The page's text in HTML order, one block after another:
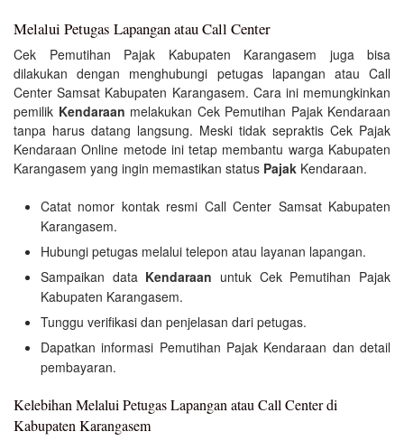
Melalui Petugas Lapangan atau Call Center
Cek Pemutihan Pajak Kabupaten Karangasem juga bisa
dilakukan dengan menghubungi petugas lapangan atau Call
Center Samsat Kabupaten Karangasem. Cara ini memungkinkan
pemilik Kendaraan melakukan Cek Pemutihan Pajak Kendaraan
tanpa harus datang langsung. Meski tidak sepraktis Cek Pajak
Kendaraan Online metode ini tetap membantu warga Kabupaten
Karangasem yang ingin memastikan status Pajak Kendaraan.
Catat nomor kontak resmi Call Center Samsat Kabupaten
Karangasem.
Hubungi petugas melalui telepon atau layanan lapangan.
Sampaikan data Kendaraan untuk Cek Pemutihan Pajak
Kabupaten Karangasem.
Tunggu verifikasi dan penjelasan dari petugas.
Dapatkan informasi Pemutihan Pajak Kendaraan dan detail
pembayaran.
Kelebihan Melalui Petugas Lapangan atau Call Center di
Kabupaten Karangasem